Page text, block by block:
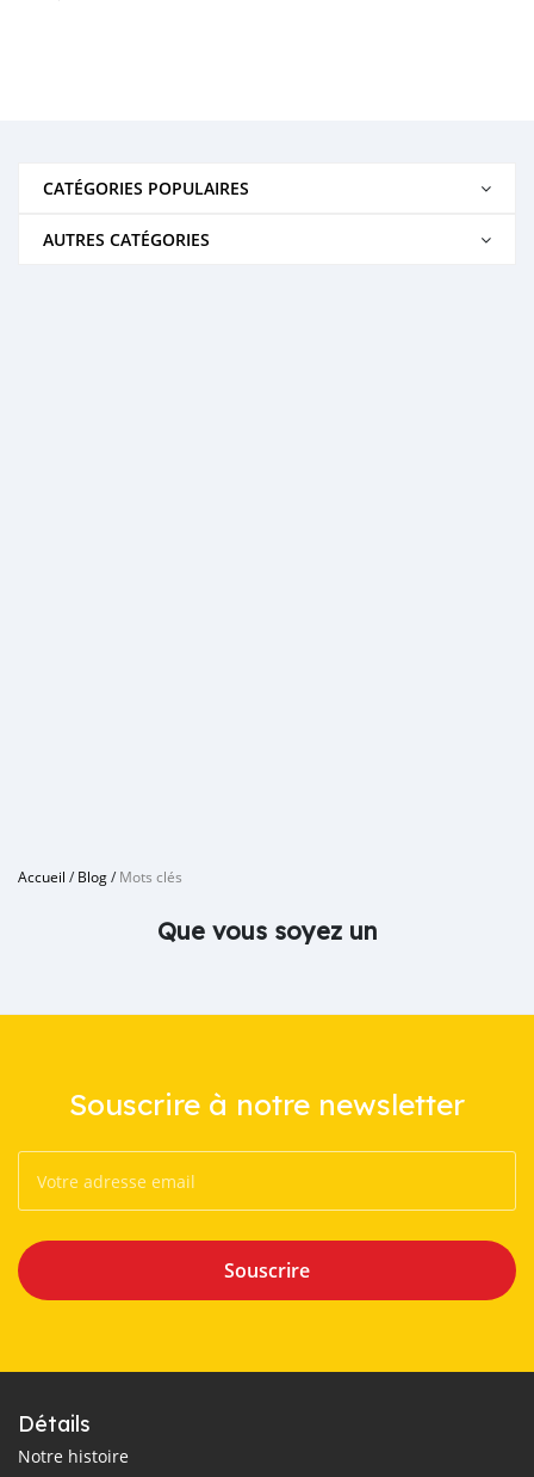
CATÉGORIES POPULAIRES
AUTRES CATÉGORIES
Accueil /Blog/Mots clés
Que vous soyez un
Souscrire à notre newsletter
Souscrire
Détails
Notre histoire